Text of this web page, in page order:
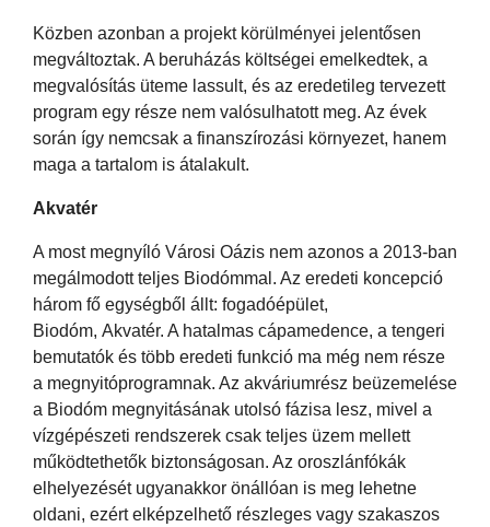
Közben azonban a projekt körülményei jelentősen
megváltoztak. A beruházás költségei emelkedtek, a
megvalósítás üteme lassult, és az eredetileg tervezett
program egy része nem valósulhatott meg. Az évek
során így nemcsak a finanszírozási környezet, hanem
maga a tartalom is átalakult.
Akvatér
A most megnyíló Városi Oázis nem azonos a 2013-ban
megálmodott teljes Biodómmal. Az eredeti koncepció
három fő egységből állt: fogadóépület,
Biodóm, Akvatér. A hatalmas cápamedence, a tengeri
bemutatók és több eredeti funkció ma még nem része
a megnyitóprogramnak. Az akváriumrész beüzemelése
a Biodóm megnyitásának utolsó fázisa lesz, mivel a
vízgépészeti rendszerek csak teljes üzem mellett
működtethetők biztonságosan. Az oroszlánfókák
elhelyezését ugyanakkor önállóan is meg lehetne
oldani, ezért elképzelhető részleges vagy szakaszos